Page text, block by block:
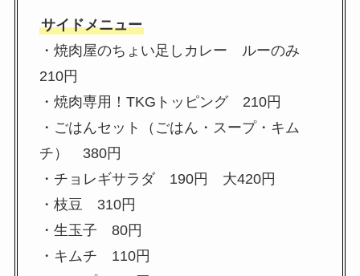
サイドメニュー
・焼肉屋のちょい足しカレー ルーのみ
210円
・焼肉専用！TKGトッピング 210円
・ごはんセット（ごはん・スープ・キム
チ） 380円
・チョレギサラダ 190円 大420円
・枝豆 310円
・生玉子 80円
・キムチ 110円